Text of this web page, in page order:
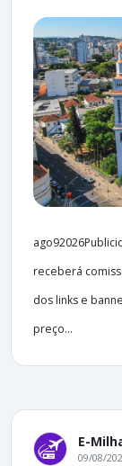
receberá
dos links e
preço...
E-
09/08/